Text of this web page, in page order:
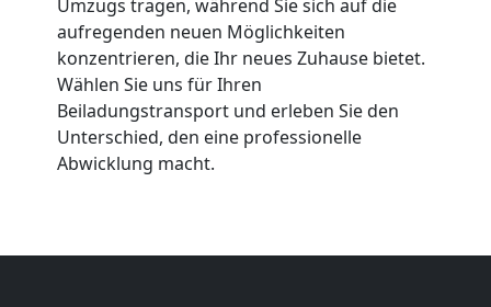
Umzugs tragen, während Sie sich auf die
aufregenden neuen Möglichkeiten
konzentrieren, die Ihr neues Zuhause bietet.
Wählen Sie uns für Ihren
Beiladungstransport und erleben Sie den
Unterschied, den eine professionelle
Abwicklung macht.
LKW
Feldkirch
Kunsttransport